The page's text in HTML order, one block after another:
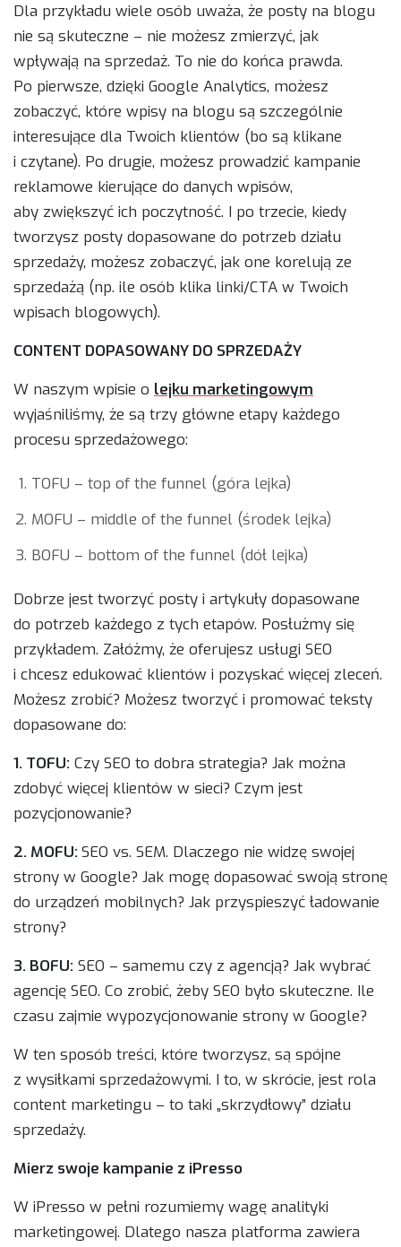
Dla przykładu wiele osób uważa, że posty na blogu
nie są skuteczne – nie możesz zmierzyć, jak
wpływają na sprzedaż. To nie do końca prawda.
Po pierwsze, dzięki Google Analytics, możesz
zobaczyć, które wpisy na blogu są szczególnie
interesujące dla Twoich klientów (bo są klikane
i czytane). Po drugie, możesz prowadzić kampanie
reklamowe kierujące do danych wpisów,
aby zwiększyć ich poczytność. I po trzecie, kiedy
tworzysz posty dopasowane do potrzeb działu
sprzedaży, możesz zobaczyć, jak one korelują ze
sprzedażą (np. ile osób klika linki/CTA w Twoich
wpisach blogowych).
CONTENT DOPASOWANY DO SPRZEDAŻY
W naszym wpisie o lejku marketingowym
wyjaśniliśmy, że są trzy główne etapy każdego
procesu sprzedażowego:
TOFU – top of the funnel (góra lejka)
MOFU – middle of the funnel (środek lejka)
BOFU – bottom of the funnel (dół lejka)
Dobrze jest tworzyć posty i artykuły dopasowane
do potrzeb każdego z tych etapów. Posłużmy się
przykładem. Załóżmy, że oferujesz usługi SEO
i chcesz edukować klientów i pozyskać więcej zleceń.
Możesz zrobić? Możesz tworzyć i promować teksty
dopasowane do:
1. TOFU: Czy SEO to dobra strategia? Jak można
zdobyć więcej klientów w sieci? Czym jest
pozycjonowanie?
2. MOFU: SEO vs. SEM. Dlaczego nie widzę swojej
strony w Google? Jak mogę dopasować swoją stronę
do urządzeń mobilnych? Jak przyspieszyć ładowanie
strony?
3. BOFU: SEO – samemu czy z agencją? Jak wybrać
agencję SEO. Co zrobić, żeby SEO było skuteczne. Ile
czasu zajmie wypozycjonowanie strony w Google?
W ten sposób treści, które tworzysz, są spójne
z wysiłkami sprzedażowymi. I to, w skrócie, jest rola
content marketingu – to taki „skrzydłowy” działu
sprzedaży.
Mierz swoje kampanie z iPresso
W iPresso w pełni rozumiemy wagę analityki
marketingowej. Dlatego nasza platforma zawiera